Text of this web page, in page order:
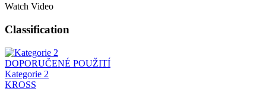
Watch Video
Classification
DOPORUČENÉ POUŽITÍ
Kategorie 2
KROSS